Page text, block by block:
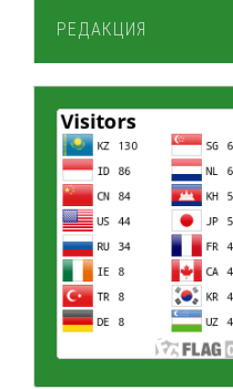
РЕДАКЦИЯ